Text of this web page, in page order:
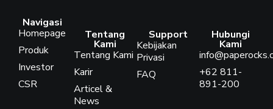
Navigasi
Homepage
Produk
Investor
CSR
Tentang
Kami
Tentang Kami
Karir
Articel &
News
Support
Kebijakan
Privasi
FAQ
Hubungi
Kami
+62 811-
891-200